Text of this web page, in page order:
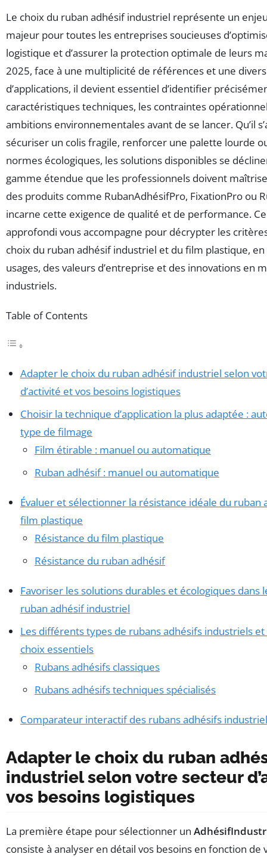
Le choix du ruban adhésif industriel représente un
majeur pour toutes les entreprises soucieuses
logistique et d’assurer la protection optimale de leurs
2025, face à une multiplicité de références et une
d’applications, il devient essentiel d’identifier
caractéristiques techniques, les contraintes
ambitions environnementales avant de se lancer. Qu’il
sécuriser un colis fragile, renforcer une palette lourde
normes écologiques, les solutions disponibles se
gamme étendue que les professionnels doivent
des produits comme RubanAdhésifPro, FixationPro ou
incarne cette exigence de qualité et de performance.
approfondi vous accompagne pour décrypter les
choix du ruban adhésif industriel et du film plastique,
usages, des valeurs d’entreprise et des innovations en
industriels.
Table of Contents
Adapter le choix du ruban adhésif industriel selon
d’activité et vos besoins logistiques
Choisir la technique d’application la plus adaptée :
type de filmage
Film étirable : manuel ou automatique
Ruban adhésif : manuel ou automatique
Évaluer et sélectionner la résistance idéale du ruban
film plastique
Résistance du film plastique
Résistance du ruban adhésif
Favoriser les solutions durables et écologiques dans
ruban adhésif industriel
Les différents types de rubans adhésifs industriels
choix essentiels
Rubans adhésifs classiques
Rubans adhésifs techniques spécialisés
Comparateur interactif des rubans adhésifs
Adapter le choix du ruban
industriel selon votre secteur
vos besoins logistiques
La première étape pour sélectionner un
consiste à analyser en détail vos besoins en fonction de